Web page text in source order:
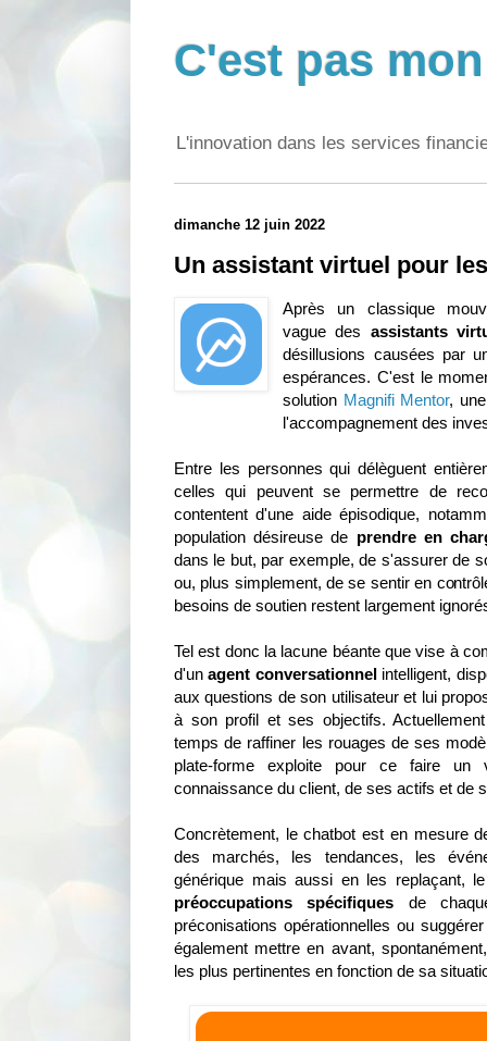
C'est pas
L'innovation dans les services
dimanche 12 juin 2022
Un assistant virtuel pour
Après un classique
vague des assistants
désillusions causées par
espérances. C'est le
solution Magnifi Mentor,
l'accompagnement des
Entre les personnes qui délèguent
celles qui peuvent se permettre de
contentent d'une aide épisodique,
population désireuse de prendre en
dans le but, par exemple, de s'assurer de
ou, plus simplement, de se sentir en
besoins de soutien restent largement
Tel est donc la lacune béante que vise à
d'unagent conversationnelintelligent,
aux questions de son utilisateur et lui
à son profil et ses objectifs.
temps de raffiner les rouages de ses
plate-forme exploite pour ce faire un
connaissance du client, de ses actifs et de
Concrètement, le chatbot est en mesure
des marchés, les tendances, les
générique mais aussi en les replaçant,
préoccupations spécifiques de
préconisations opérationnelles ou
également mettre en avant,
les plus pertinentes en fonction de sa